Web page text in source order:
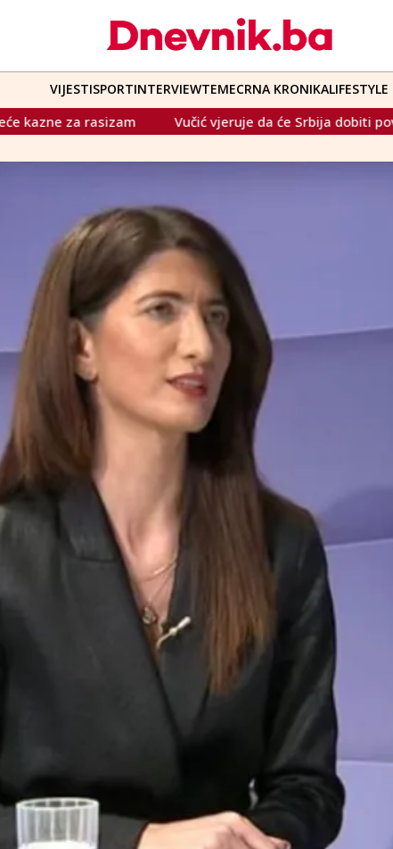
VIJESTISPORTINTERVIEWTEMECRNA KRONIKALIFESTYLE
Vučić vjeruje da će Srbija dobiti povoljne uvjete za